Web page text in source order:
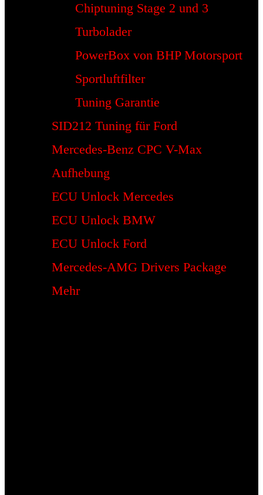
Chiptuning Stage 2 und 3
Turbolader
PowerBox von BHP Motorsport
Sportluftfilter
Tuning Garantie
SID212 Tuning für Ford
Mercedes-Benz CPC V-Max
Aufhebung
ECU Unlock Mercedes
ECU Unlock BMW
ECU Unlock Ford
Mercedes-AMG Drivers Package
Mehr